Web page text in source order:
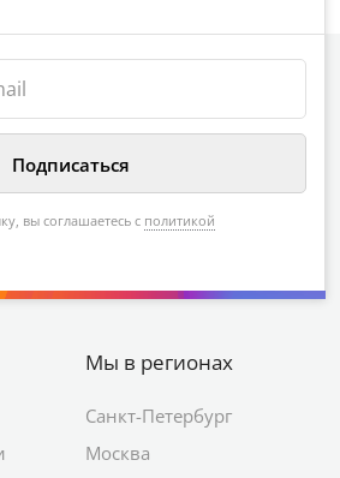
вы соглашаетесь с политикой
Мы в регионах
Санкт-Петербург
Москва